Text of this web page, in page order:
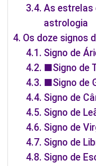
As estrelas
astrologia
Os doze signos
Signo de
■Signo de
■Signo de
Signo de
Signo de
Signo de
Signo de
Signo de